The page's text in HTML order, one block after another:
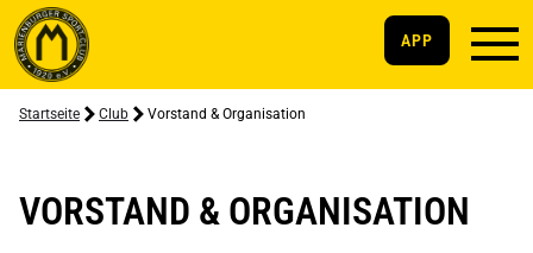
APP
Startseite Club Vorstand & Organisation
VORSTAND & ORGANISATION